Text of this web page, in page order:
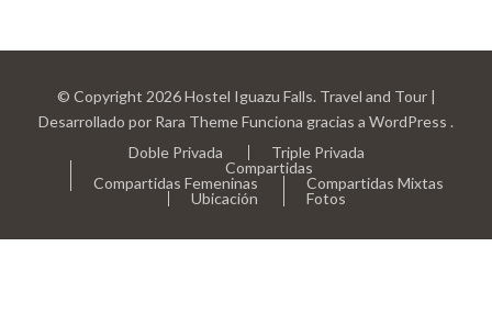
© Copyright 2026Hostel Iguazu Falls. Travel and Tour |
Desarrollado por Rara ThemeFunciona gracias a WordPress .
Doble Privada
Triple Privada
Compartidas
Compartidas Femeninas
Compartidas Mixtas
Ubicación
Fotos